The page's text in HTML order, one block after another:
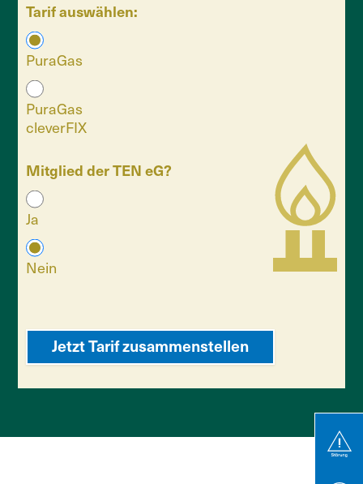
Tarif auswählen:
PuraGas
PuraGas
cleverFIX
Mitglied der TEN eG?
Ja
Nein